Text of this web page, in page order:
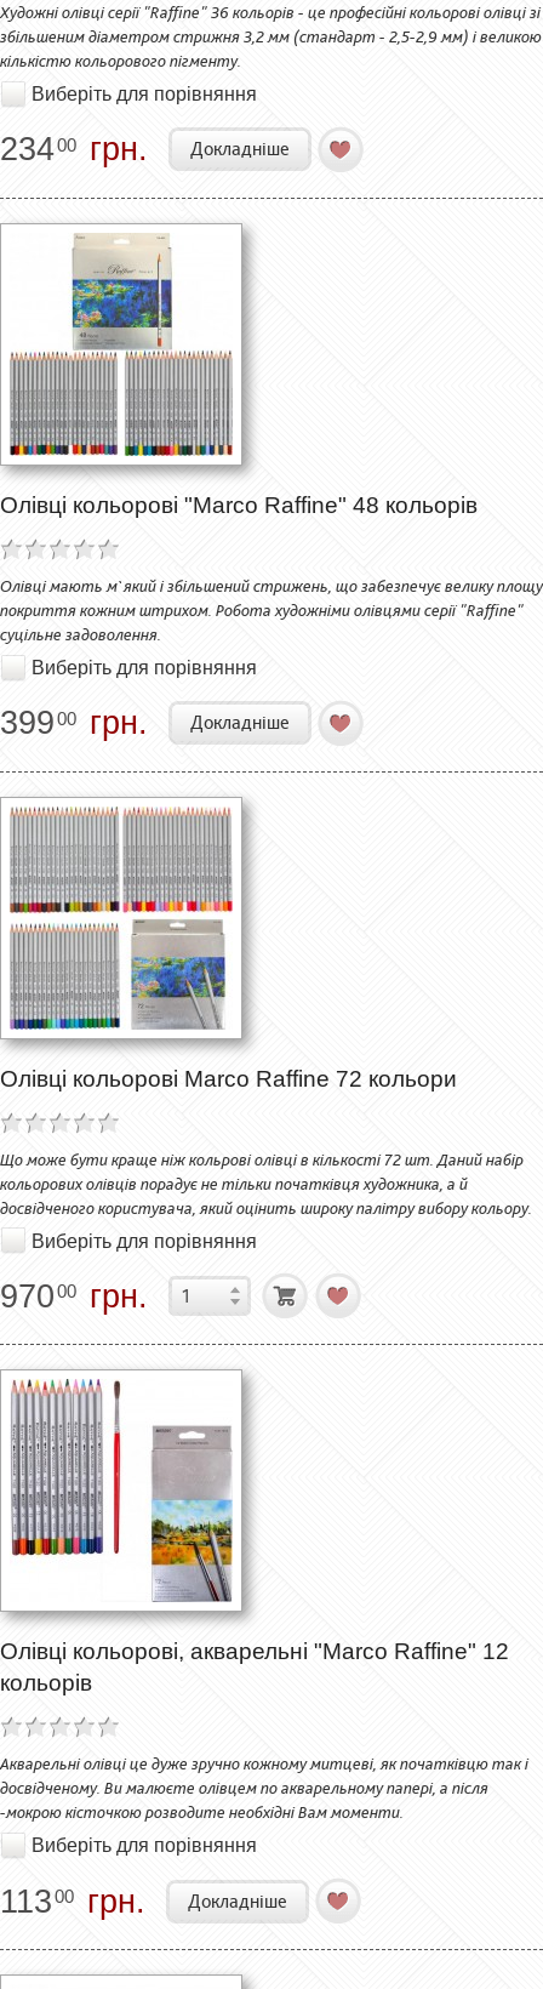
Художні олівці серії "Raffine" 36 кольорів - це професійні кольорові олівці зі
збільшеним діаметром стрижня 3,2 мм (стандарт - 2,5-2,9 мм) і великою
кількістю кольорового пігменту.
Виберіть для порівняння
23400 грн. Докладніше
Олівці кольорові "Marco Raffine" 48 кольорів
Олівці мають м`який і збільшений стрижень, що забезпечує велику площу
покриття кожним штрихом. Робота художніми олівцями серії "Raffine"
суцільне задоволення.
Виберіть для порівняння
39900 грн. Докладніше
Олівці кольорові Marco Raffine 72 кольори
Що може бути краще ніж кольрові олівці в кількості 72 шт. Даний набір
кольорових олівців порадує не тільки початківця художника, а й
досвідченого користувача, який оцінить широку палітру вибору кольору.
Виберіть для порівняння
97000 грн.
Олівці кольорові, акварельні "Marco Raffine" 12
кольорів
Акварельні олівці це дуже зручно кожному митцеві, як початківцю так і
досвідченому. Ви малюєте олівцем по акварельному папері, а після
-мокрою кісточкою розводите необхідні Вам моменти.
Виберіть для порівняння
11300 грн. Докладніше